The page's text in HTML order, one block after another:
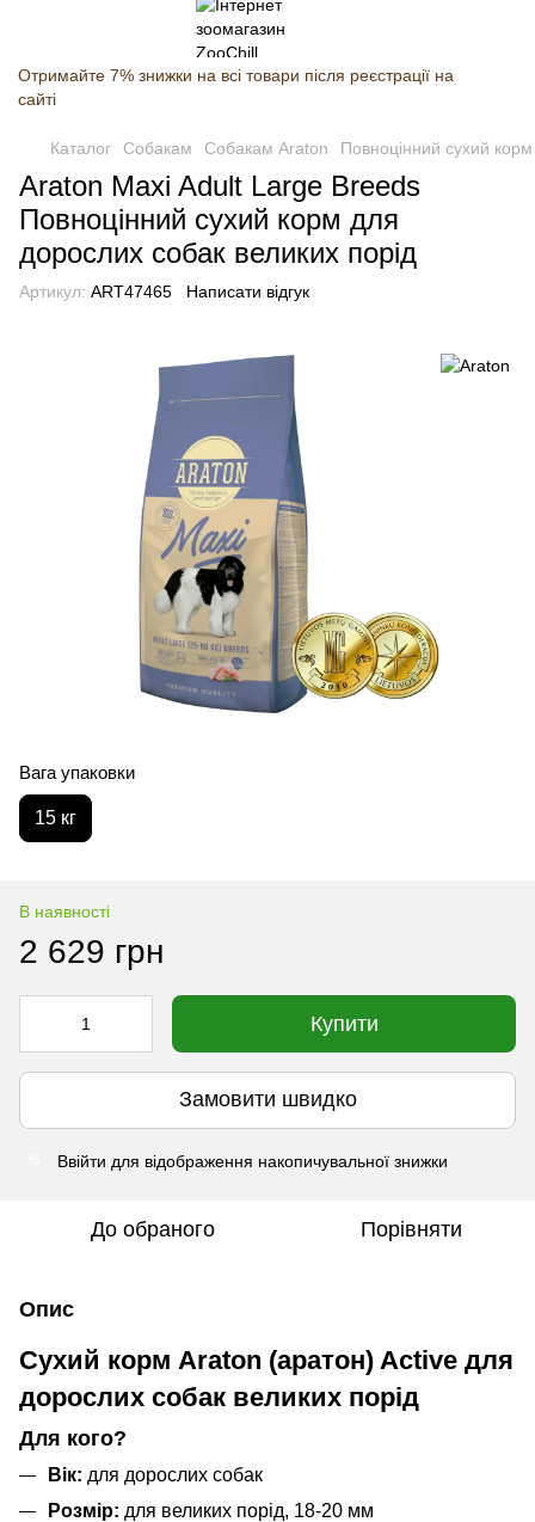
Отримайте 7% знижки на всі товари після реєстрації на
сайті
Каталог Собакам Собакам Araton Повноцінний сухий
Araton Maxi Adult Large Breeds
Повноцінний сухий корм для
дорослих собак великих порід
Артикул: ART47465 Написати відгук
Вага упаковки
15 кг
В наявності
2 629 грн
Купити
Замовити швидко
Ввійти для відображення накопичувальної знижки
До обраного Порівняти
Опис
Сухий корм Araton (аратон) Active для
дорослих собак великих порід
Для кого?
Вік: для дорослих собак
Розмір: для великих порід, 18-20 мм